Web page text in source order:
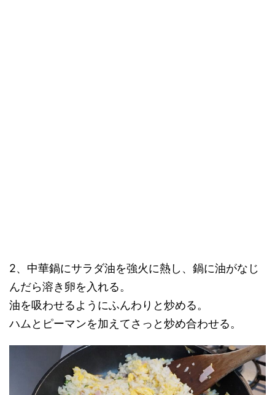
2、中華鍋にサラダ油を強火に熱し、鍋に油がなじ
んだら溶き卵を入れる。
油を吸わせるようにふんわりと炒める。
ハムとピーマンを加えてさっと炒め合わせる。